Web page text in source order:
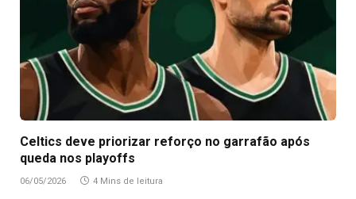
Celtics deve priorizar reforço no garrafão após
queda nos playoffs
06/05/2026 4 Mins de leitura